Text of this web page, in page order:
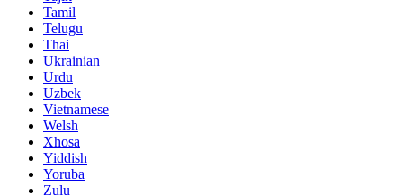
Tamil
Telugu
Thai
Ukrainian
Urdu
Uzbek
Vietnamese
Welsh
Xhosa
Yiddish
Yoruba
Zulu